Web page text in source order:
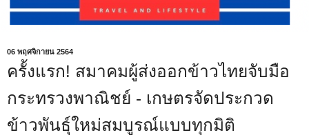
06 พฤศจิกายน 2564
ครั้งแรก! สมาคมผู้ส่งออกข้าวไทยจับมือ
กระทรวงพาณิชย์ - เกษตรจัดประกวด
ข้าวพันธุ์ใหม่สมบูรณ์แบบทุกมิติ